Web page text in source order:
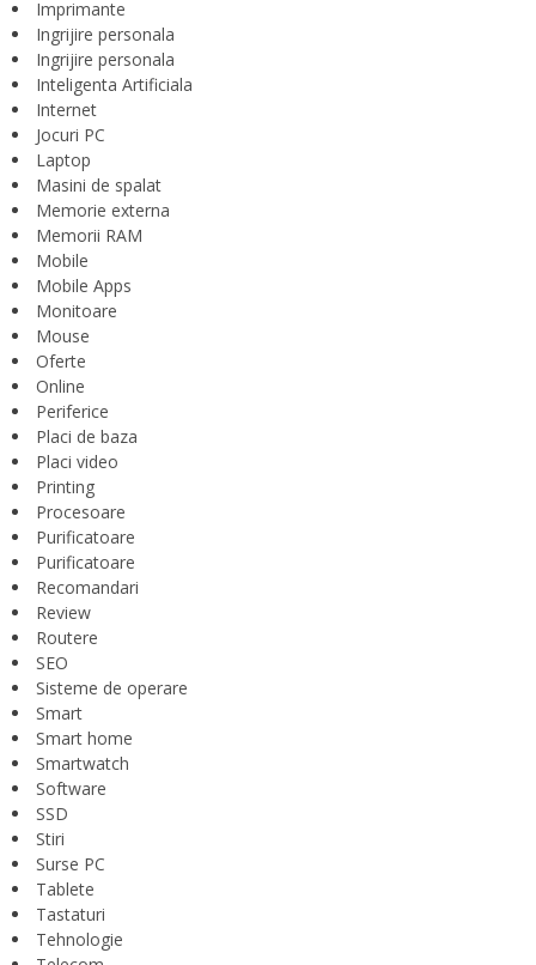
Imprimante
Ingrijire personala
Ingrijire personala
Inteligenta Artificiala
Internet
Jocuri PC
Laptop
Masini de spalat
Memorie externa
Memorii RAM
Mobile
Mobile Apps
Monitoare
Mouse
Oferte
Online
Periferice
Placi de baza
Placi video
Printing
Procesoare
Purificatoare
Purificatoare
Recomandari
Review
Routere
SEO
Sisteme de operare
Smart
Smart home
Smartwatch
Software
SSD
Stiri
Surse PC
Tablete
Tastaturi
Tehnologie